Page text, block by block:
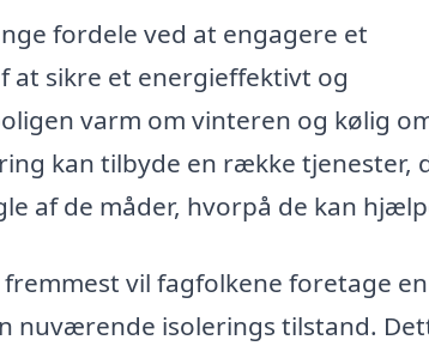
fordele ved at engagere et
at sikre et energieffektivt og
varm om vinteren og kølig
kan tilbyde en række tjenester,
af de måder, hvorpå de kan
fremmest vil fagfolkene foretage en
nuværende isolerings tilstand.